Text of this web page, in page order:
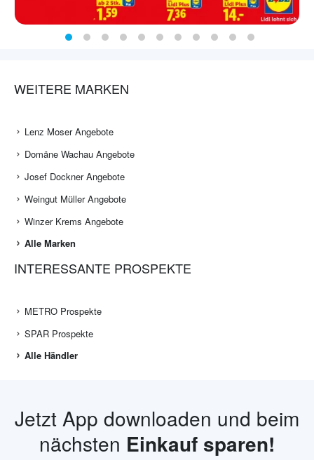
WEITERE MARKEN
Lenz Moser Angebote
Domäne Wachau Angebote
Josef Dockner Angebote
Weingut Müller Angebote
Winzer Krems Angebote
Alle Marken
INTERESSANTE PROSPEKTE
METRO Prospekte
SPAR Prospekte
Alle Händler
Jetzt App downloaden und beim
nächsten Einkauf sparen!